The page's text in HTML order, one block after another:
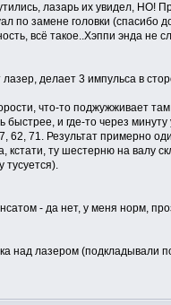
лазарь их увидел, НО!
замене головки (спасибо
всё такое..Хэппи энда не
делает 3 импульса в
что-то поджужживает
быстрее, и где-то через
62, 71. Результат примерно
ту шестерню на валу
тусуется).
- да нет, у меня норм,
над лазером (подкладывали